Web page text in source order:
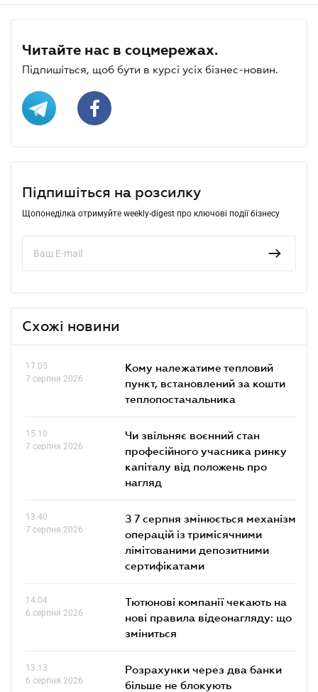
Читайте нас в соцмережах.
Підпишіться, щоб бути в курсі усіх бізнес-новин.
Підпишіться на розсилку
Щопонеділка отримуйте weekly-digest про ключові події бізнесу
Схожі новини
17.05
7 серпня 2026
Кому належатиме тепловий
пункт, встановлений за кошти
теплопостачальника
15.10
7 серпня 2026
Чи звільняє воєнний стан
професійного учасника ринку
капіталу від положень про
нагляд
13.40
7 серпня 2026
З 7 серпня змінюється механізм
операцій із тримісячними
лімітованими депозитними
сертифікатами
14.04
6 серпня 2026
Тютюнові компанії чекають на
нові правила відеонагляду: що
зміниться
13.13
6 серпня 2026
Розрахунки через два банки
більше не блокують